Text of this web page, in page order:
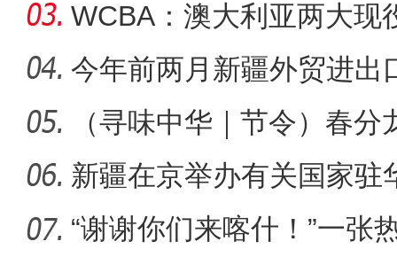
WCBA：澳大利亚两大现
剑指
今年前两月新疆外贸进出
（寻味中华｜节令）春
新疆在京举办有关国家驻
“谢谢你们来喀什！”一张